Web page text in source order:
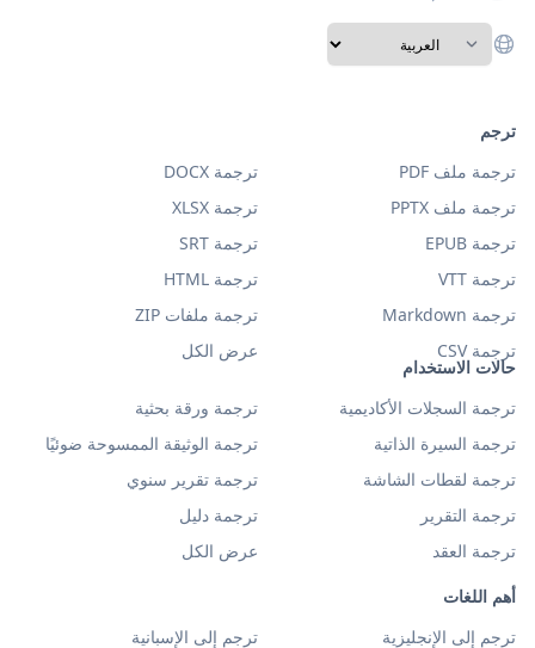
حالات الاستخدام
ترجمة السجلات الأكاديمية
ترجمة ورقة بحثية
ترجمة السيرة الذاتية
ترجمة الوثيقة الممسوحة ضوئيًا
ترجمة لقطات الشاشة
ترجمة تقرير سنوي
ترجمة التقرير
ترجمة دليل
ترجمة العقد
عرض الكل
أهم اللغات
ترجم إلى الإنجليزية
ترجم إلى الإسبانية
ترجم
ترجمة ملف PDF
ترجمة DOCX
ترجمة ملف PPTX
ترجمة XLSX
ترجمة EPUB
ترجمة SRT
ترجمة VTT
ترجمة HTML
ترجمة Markdown
ترجمة ملفات ZIP
ترجمة CSV
عرض الكل